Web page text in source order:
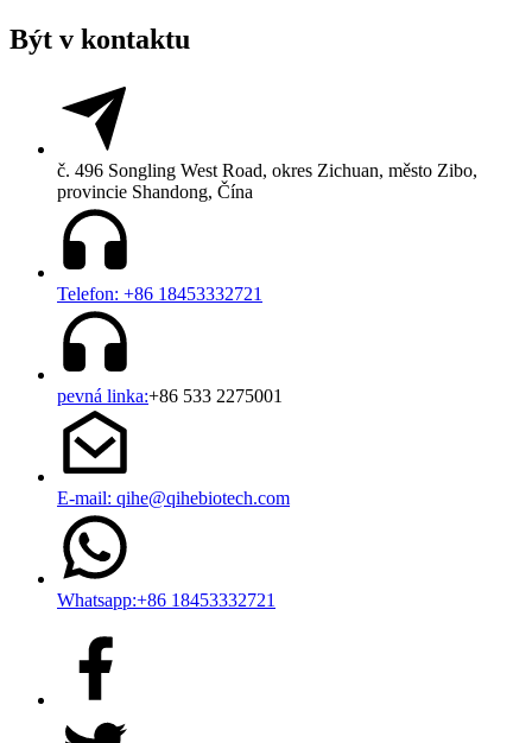
Být v kontaktu
č. 496 Songling West Road, okres Zichuan, město Zibo,
provincie Shandong, Čína
Telefon: +86 18453332721
pevná linka:+86 533 2275001
E-mail: qihe@qihebiotech.com
Whatsapp:+86 18453332721